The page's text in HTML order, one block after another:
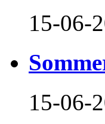
15-06-
15-06-